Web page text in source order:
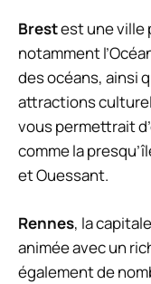
Brestest une ville
notamment
des océans, ainsi
attractions
vous permettrait
comme la
et Ouessant.
Rennes, la
animée avec un
également de